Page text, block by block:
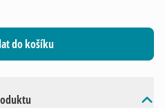
do košíku